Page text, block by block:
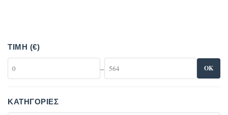
ΤΙΜΉ (€)
– OK
ΚΑΤΗΓΟΡΊΕΣ